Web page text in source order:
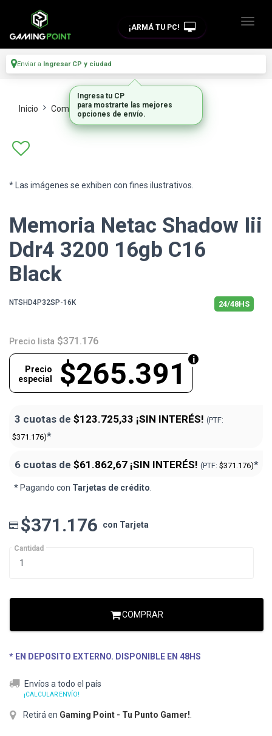
¡ARMÁ TU PC!
Enviar a Ingresar CP y ciudad
Inicio Componentes De Pc Memorias Ram
* Las imágenes se exhiben con fines ilustrativos.
Memoria Netac Shadow Iii
Ddr4 3200 16gb C16
Black
NTSHD4P32SP-16K 24/48HS
Precio lista $371.176
$265.391
Precio
especial
3 cuotas de $123.725,33 ¡SIN INTERÉS! (PTF:
$371.176)*
6 cuotas de $61.862,67 ¡SIN INTERÉS! (PTF: $371.176)*
* Pagando con Tarjetas de crédito.
$371.176 con Tarjeta
Cantidad
COMPRAR
* EN DEPOSITO EXTERNO. DISPONIBLE EN 48HS
Envíos a todo el país
¡CALCULAR ENVÍO!
Retirá en Gaming Point - Tu Punto Gamer!
Ingresa tu CP
para mostrarte las mejores
opciones de envío.